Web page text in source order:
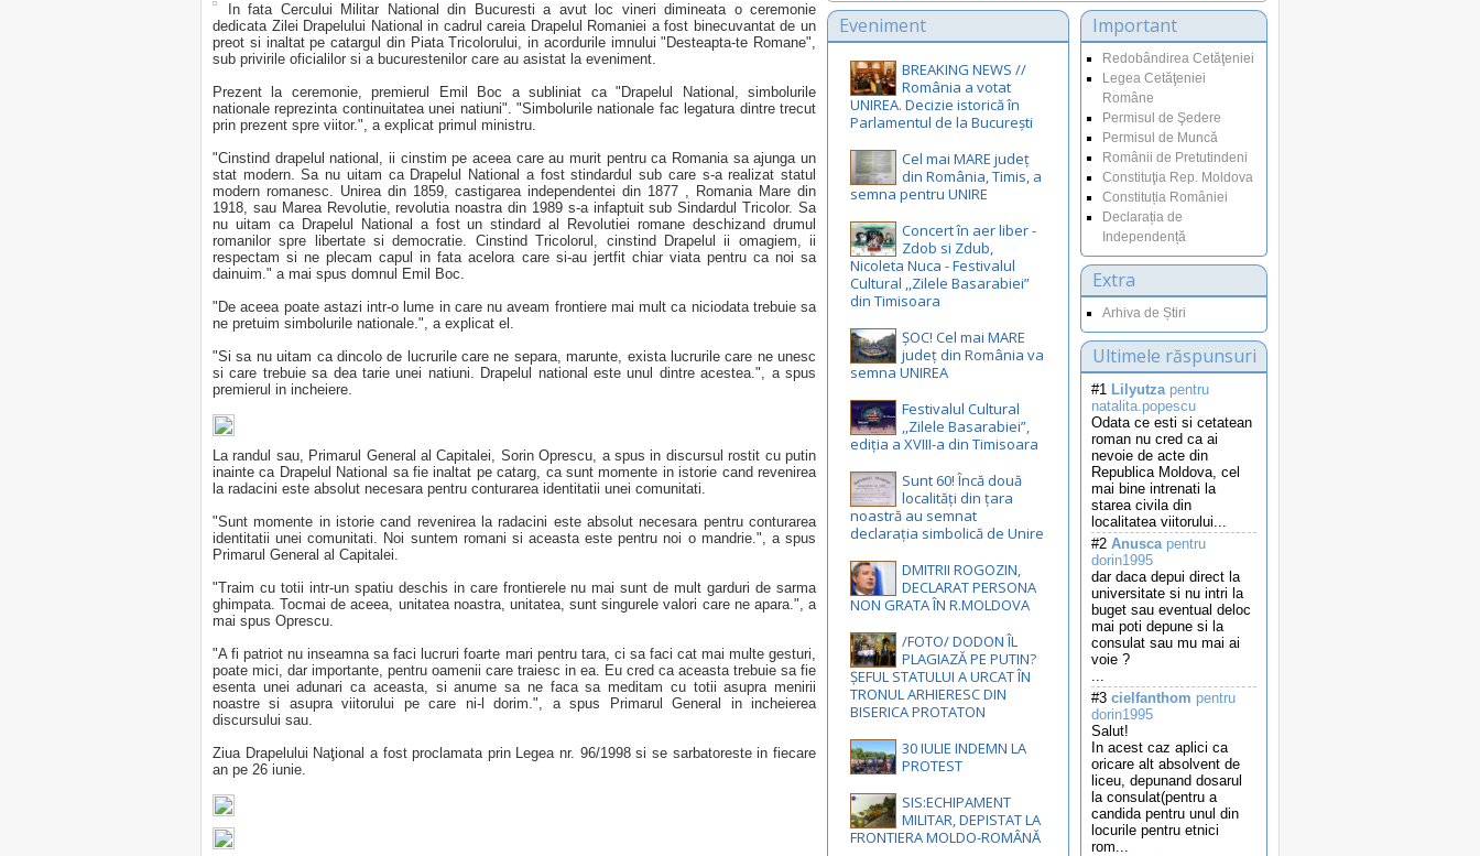
In fata Cercului Militar National din Bucuresti a avut loc vineri dimineata o ceremonie
dedicata Zilei Drapelului National in cadrul careia Drapelul Romaniei a fost binecuvantat de un
preot si inaltat pe catargul din Piata Tricolorului, in acordurile imnului "Desteapta-te Romane",
sub privirile oficialilor si a bucurestenilor care au asistat la eveniment.
Prezent la ceremonie, premierul Emil Boc a subliniat ca "Drapelul National, simbolurile
nationale reprezinta continuitatea unei natiuni". "Simbolurile nationale fac legatura dintre trecut
prin prezent spre viitor.", a explicat primul ministru.
"Cinstind drapelul national, ii cinstim pe aceea care au murit pentru ca Romania sa ajunga un
stat modern. Sa nu uitam ca Drapelul National a fost stindardul sub care s-a realizat statul
modern romanesc. Unirea din 1859, castigarea independentei din 1877 , Romania Mare din
1918, sau Marea Revolutie, revolutia noastra din 1989 s-a infaptuit sub Sindardul Tricolor. Sa
nu uitam ca Drapelul National a fost un stindard al Revolutiei romane deschizand drumul
romanilor spre libertate si democratie. Cinstind Tricolorul, cinstind Drapelul ii omagiem, ii
respectam si ne plecam capul in fata acelora care si-au jertfit chiar viata pentru ca noi sa
dainuim." a mai spus domnul Emil Boc.
"De aceea poate astazi intr-o lume in care nu aveam frontiere mai mult ca niciodata trebuie sa
ne pretuim simbolurile nationale.", a explicat el.
"Si sa nu uitam ca dincolo de lucrurile care ne separa, marunte, exista lucrurile care ne unesc
si care trebuie sa dea tarie unei natiuni. Drapelul national este unul dintre acestea.", a spus
premierul in incheiere.
La randul sau, Primarul General al Capitalei, Sorin Oprescu, a spus in discursul rostit cu putin
inainte ca Drapelul National sa fie inaltat pe catarg, ca sunt momente in istorie cand revenirea
la radacini este absolut necesara pentru conturarea identitatii unei comunitati.
"Sunt momente in istorie cand revenirea la radacini este absolut necesara pentru conturarea
identitatii unei comunitati. Noi suntem romani si aceasta este pentru noi o mandrie.", a spus
Primarul General al Capitalei.
"Traim cu totii intr-un spatiu deschis in care frontierele nu mai sunt de mult garduri de sarma
ghimpata. Tocmai de aceea, unitatea noastra, unitatea, sunt singurele valori care ne apara.", a
mai spus Oprescu.
"A fi patriot nu inseamna sa faci lucruri foarte mari pentru tara, ci sa faci cat mai multe gesturi,
poate mici, dar importante, pentru oamenii care traiesc in ea. Eu cred ca aceasta trebuie sa fie
esenta unei adunari ca aceasta, si anume sa ne faca sa meditam cu totii asupra menirii
noastre si asupra viitorului pe care ni-l dorim.", a spus Primarul General in incheierea
discursului sau.
Ziua Drapelului Naţional a fost proclamata prin Legea nr. 96/1998 si se sarbatoreste in fiecare
an pe 26 iunie.
Important
Redobândirea Cetăţeniei
Legea Cetăţeniei
Române
Permisul de Şedere
Permisul de Muncă
Românii de Pretutindeni
Constituţia Rep. Moldova
Constituția României
Declarația de
Independență
Extra
Arhiva de Știri
Ultimele răspunsuri
#1 Lilyutzapentru
natalita.popescu
Odata ce esti si cetatean
roman nu cred ca ai
nevoie de acte din
Republica Moldova, cel
mai bine intrenati la
starea civila din
localitatea viitorului...
#2 Anuscapentru
dorin1995
dar daca depui direct la
universitate si nu intri la
buget sau eventual deloc
mai poti depune si la
consulat sau mu mai ai
voie ?
...
#3 cielfanthom pentru
dorin1995
Salut!
In acest caz aplici ca
oricare alt absolvent de
liceu, depunand dosarul
la consulat(pentru a
candida pentru unul din
locurile pentru etnici
rom...
Eveniment
BREAKING NEWS //
România a votat
UNIREA. Decizie istorică în
Parlamentul de la București
Cel mai MARE județ
din România, Timis, a
semna pentru UNIRE
Concert în aer liber -
Zdob si Zdub,
Nicoleta Nuca - Festivalul
Cultural ,,Zilele Basarabiei”
din Timisoara
ȘOC! Cel mai MARE
județ din România va
semna UNIREA
Festivalul Cultural
,,Zilele Basarabiei”,
ediția a XVIII-a din Timisoara
Sunt 60! Încă două
localități din țara
noastră au semnat
declarația simbolică de Unire
DMITRII ROGOZIN,
DECLARAT PERSONA
NON GRATA ÎN R.MOLDOVA
/FOTO/ DODON ÎL
PLAGIAZĂ PE PUTIN?
ȘEFUL STATULUI A URCAT ÎN
TRONUL ARHIERESC DIN
BISERICA PROTATON
30 IULIE INDEMN LA
PROTEST
SIS:ECHIPAMENT
MILITAR, DEPISTAT LA
FRONTIERA MOLDO-ROMÂNĂ